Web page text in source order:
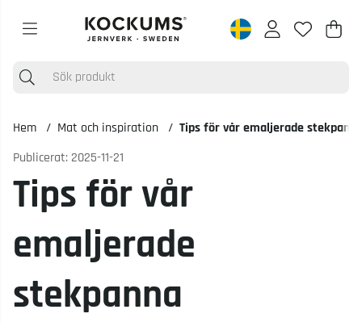
.
Hem Mat och inspiration
Tips för vår emaljerade stekpanna
Publicerat: 2025-11-21
Tips för vår
emaljerade
stekpanna